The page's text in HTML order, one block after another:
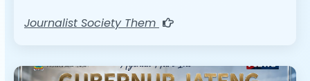
Journalist Society Them